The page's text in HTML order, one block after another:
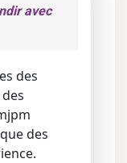
avec
des
des